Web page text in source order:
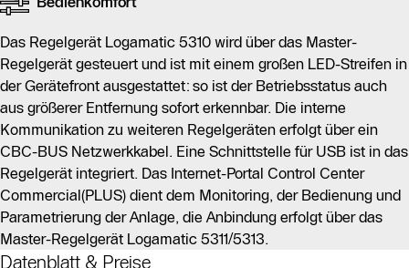
Das Regelgerät Logamatic 5310 wird über das Master-
Regelgerät gesteuert und ist mit einem großen LED-Streifen in
der Gerätefront ausgestattet: so ist der Betriebsstatus auch
aus größerer Entfernung sofort erkennbar. Die interne
Kommunikation zu weiteren Regelgeräten erfolgt über ein
CBC-BUS Netzwerkkabel. Eine Schnittstelle für USB ist in das
Regelgerät integriert. Das Internet-Portal Control Center
Commercial(PLUS) dient dem Monitoring, der Bedienung und
Parametrierung der Anlage, die Anbindung erfolgt über das
Master-Regelgerät Logamatic 5311/5313.
Datenblatt & Preise